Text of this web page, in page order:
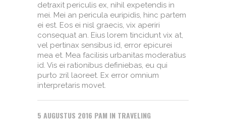
detraxit periculis ex, nihil expetendis in
mei. Mei an pericula euripidis, hinc partem
ei est. Eos ei nisl graecis, vix aperiri
consequat an. Eius lorem tincidunt vix at,
vel pertinax sensibus id, error epicurei
mea et. Mea facilisis urbanitas moderatius
id. Vis ei rationibus definiebas, eu qui
purto zril laoreet. Ex error omnium
interpretaris movet.
5 AUGUSTUS 2016 PAM IN TRAVELING